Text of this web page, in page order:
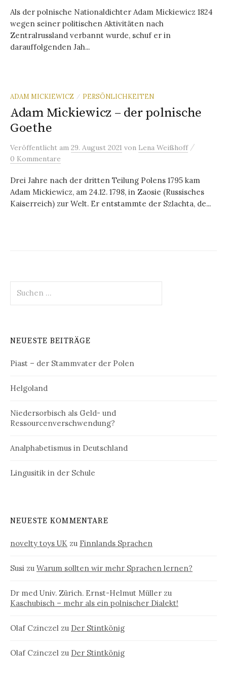
Als der polnische Nationaldichter Adam Mickiewicz 1824
wegen seiner politischen Aktivitäten nach
Zentralrussland verbannt wurde, schuf er in
darauffolgenden Jah...
ADAM MICKIEWICZ / PERSÖNLICHKEITEN
Adam Mickiewicz – der polnische
Goethe
Veröffentlicht am 29. August 2021 von Lena Weißhoff /
0 Kommentare
Drei Jahre nach der dritten Teilung Polens 1795 kam
Adam Mickiewicz, am 24.12. 1798, in Zaosie (Russisches
Kaiserreich) zur Welt. Er entstammte der Szlachta, de...
nach:
NEUESTE BEITRÄGE
Piast – der Stammvater der Polen
Helgoland
Niedersorbisch als Geld- und
Ressourcenverschwendung?
Analphabetismus in Deutschland
Lingusitik in der Schule
NEUESTE KOMMENTARE
novelty toys UK zu Finnlands Sprachen
Susi zu Warum sollten wir mehr Sprachen lernen?
Dr med Univ. Zürich. Ernst-Helmut Müller zu
Kaschubisch – mehr als ein polnischer Dialekt!
Olaf Czinczel zu Der Stintkönig
Olaf Czinczel zu Der Stintkönig